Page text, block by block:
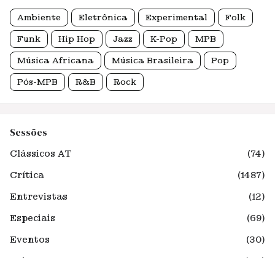
Ambiente Eletrônica Experimental Folk
Funk Hip Hop Jazz K-Pop MPB
Música Africana Música Brasileira Pop
Pós-MPB R&B Rock
Sessões
Clássicos AT
(74)
Crítica
(1487)
Entrevistas
(12)
Especiais
(69)
Eventos
(30)